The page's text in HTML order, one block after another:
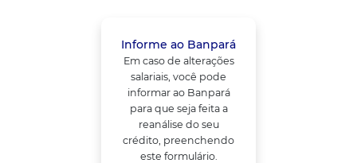
Informe ao Banpará
Em caso de alterações
salariais, você pode
informar ao Banpará
para que seja feita a
reanálise do seu
crédito, preenchendo
este formulário.